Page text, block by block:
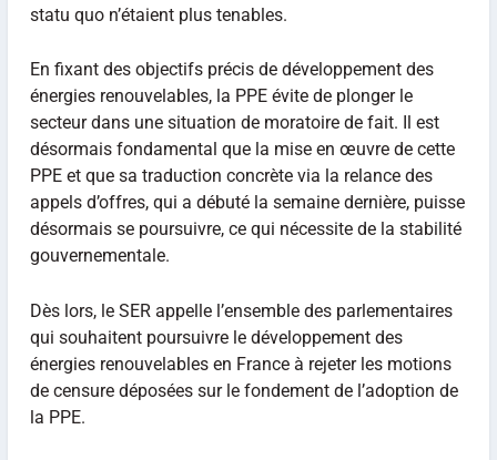
statu quo n’étaient plus tenables.
En fixant des objectifs précis de développement des
énergies renouvelables, la PPE évite de plonger le
secteur dans une situation de moratoire de fait. Il est
désormais fondamental que la mise en œuvre de cette
PPE et que sa traduction concrète via la relance des
appels d’offres, qui a débuté la semaine dernière, puisse
désormais se poursuivre, ce qui nécessite de la stabilité
gouvernementale.
Dès lors, le SER appelle l’ensemble des parlementaires
qui souhaitent poursuivre le développement des
énergies renouvelables en France à rejeter les motions
de censure déposées sur le fondement de l’adoption de
la PPE.